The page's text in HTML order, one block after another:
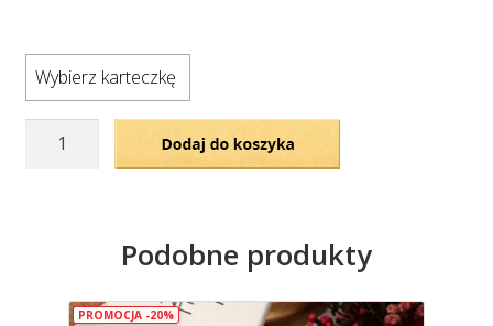
Wybierz karteczkę
Dodaj do koszyka
Podobne produkty
PROMOCJA -20%